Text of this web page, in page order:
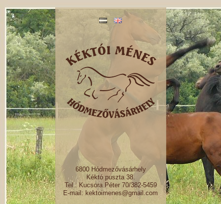
6800 Hódmezővásárhely
Kéktó puszta 38.
Tel.: Kucsora Péter 70/382-5459
E-mail: kektoimenes@gmail.com